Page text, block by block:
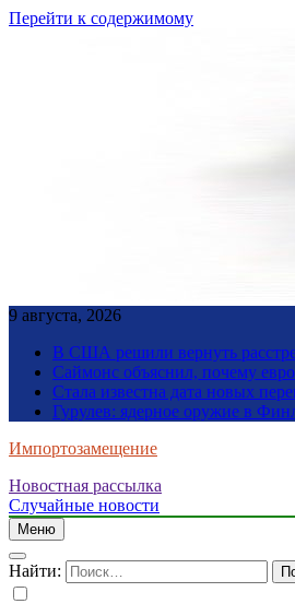
Перейти к содержимому
9 августа, 2026
В США решили вернуть
Саймонс объяснил, почему
Стала известна дата новых
Гурулев: ядерное оружие в
Импортозамещение
Новостная рассылка
Случайные новости
Меню
Найти: